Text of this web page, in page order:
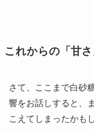
これからの「甘
さて、ここまで白砂
響をお話しすると、
こえてしまったかも